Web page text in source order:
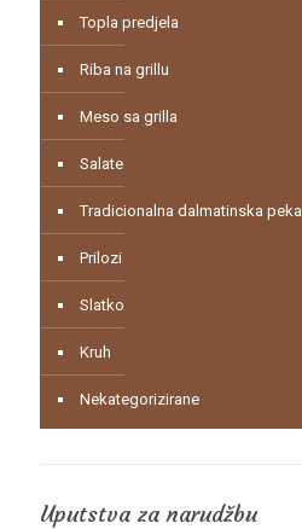
Topla predjela
Riba na grillu
Meso sa grilla
Salate
Tradicionalna dalmatinska peka
Prilozi
Slatko
Kruh
Nekategorizirane
Uputstva za narudžbu